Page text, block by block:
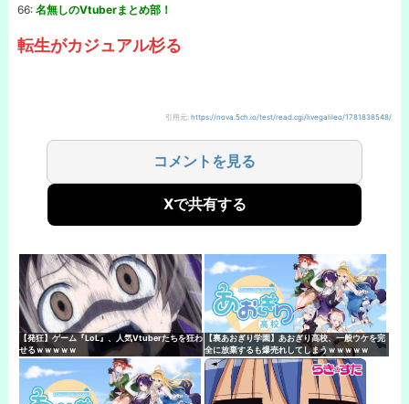
66: 名無しのVtuberまとめ部！
転⽣がカジュアル杉る
引用元: https://nova.5ch.io/test/read.cgi/livegalileo/1781838548/
コメントを見る
Xで共有する
【発狂】ゲーム『LoL』、人気Vtuberたちを狂わ
せるｗｗｗｗｗ
【裏あおぎり学園】あおぎり高校、一般ウケを完
全に放棄するも爆売れしてしまうｗｗｗｗｗ